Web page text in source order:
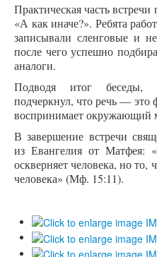
Практическая часть
«А как иначе?». Ребята
записывали сленговые и
после чего успешно
аналоги.
Подводя итог беседы,
подчеркнул, что речь — это
воспринимает окружающий
В завершение встречи
из Евангелия от Матфея:
оскверняет человека, но то,
человека» (Мф. 15:11).